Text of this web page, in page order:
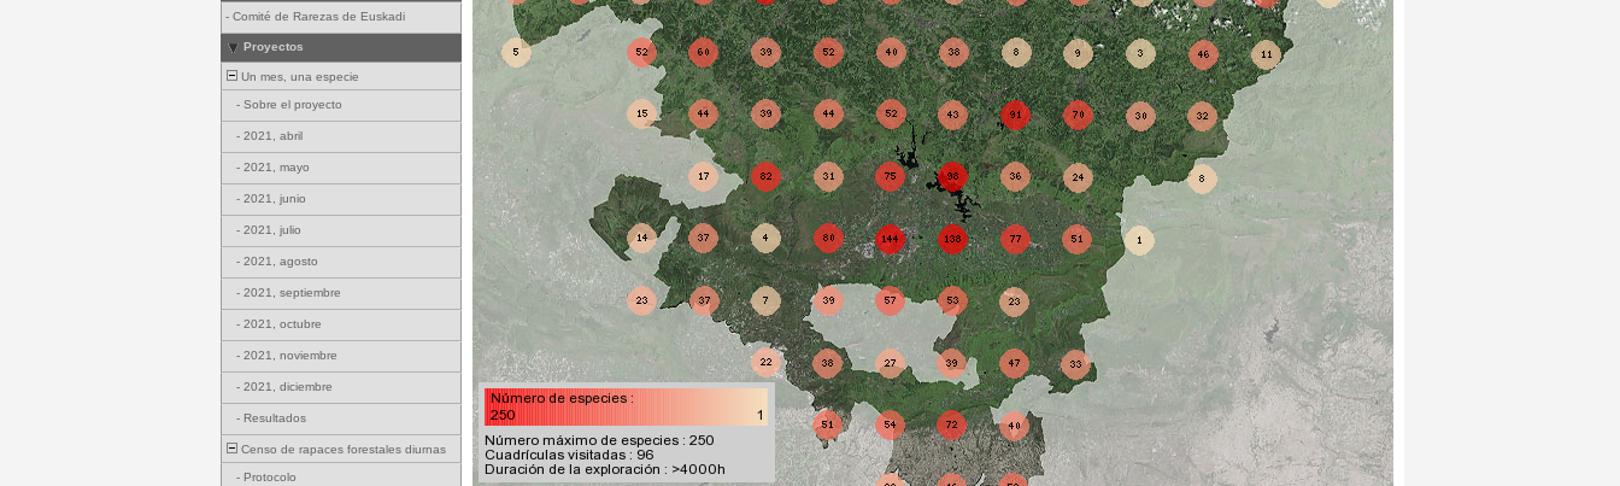
- Comité de Rarezas de Euskadi
Proyectos
Un mes, una especie
- Sobre el proyecto
- 2021, abril
- 2021, mayo
- 2021, junio
- 2021, julio
- 2021, agosto
- 2021, septiembre
- 2021, octubre
- 2021, noviembre
- 2021, diciembre
- Resultados
Censo de rapaces forestales diurnas
- Protocolo